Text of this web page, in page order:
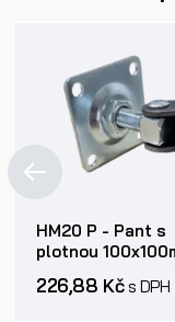
HM20 P - Pant s
plotnou
226,88 Kčs DPH